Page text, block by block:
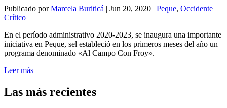
Publicado porMarcela Buriticá | Jun 20, 2020 | Peque, Occidente
Crítico
En el período administrativo 2020-2023, se inaugura una importante
iniciativa en Peque, sel estableció en los primeros meses del año un
programa denominado «Al Campo Con Froy».
Leer más
Las más recientes